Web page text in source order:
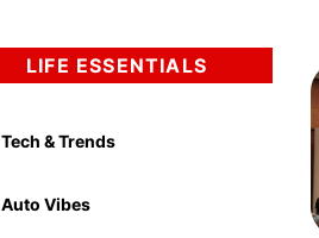
LIFE ESSENTIALS
Tech & Trends
Auto Vibes